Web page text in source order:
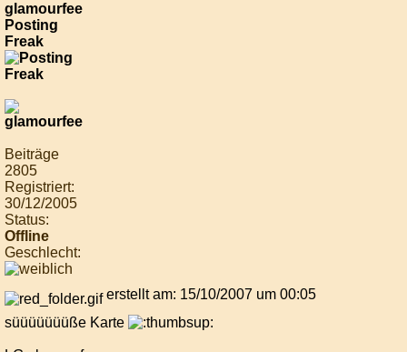
glamourfee
Posting
Freak
Beiträge
2805
Registriert:
30/12/2005
Status:
Offline
Geschlecht:
erstellt am: 15/10/2007 um 00:05
süüüüüüüße Karte